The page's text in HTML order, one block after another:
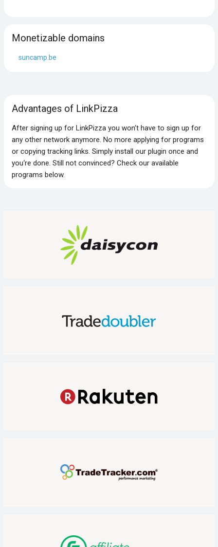
Monetizable domains
suncamp.be
Advantages of LinkPizza
After signing up for LinkPizza you won‘t have to sign up for
any other network anymore. No more applying for programs
or copying tracking links. Simply install our plugin once and
you‘re done. Still not convinced? Check our available
programs below.